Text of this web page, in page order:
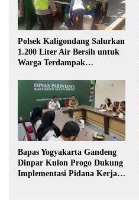
Polsek Kaligondang Salurkan
1.200 Liter Air Bersih untuk
Warga Terdampak
Bapas Yogyakarta Gandeng
Dinpar Kulon Progo Dukung
Implementasi Pidana Kerja